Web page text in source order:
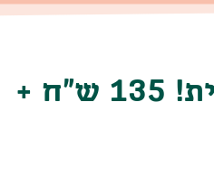
מארז חלה בשקית! 135 ש"ח +